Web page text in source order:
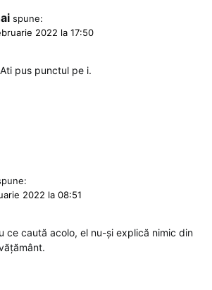
spune:
2022 la 17:50
pus punctul pe i.
2022 la 08:51
ce caută acolo, el nu-și explică nimic din